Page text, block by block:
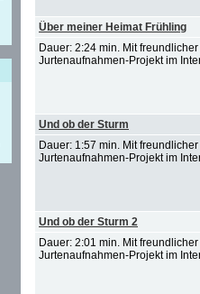
Über meiner Heimat Frühling
Dauer: 2:24 min. Mit
Jurtenaufnahmen-Projekt im
Und ob der Sturm
Dauer: 1:57 min. Mit
Jurtenaufnahmen-Projekt im
Und ob der Sturm 2
Dauer: 2:01 min. Mit
Jurtenaufnahmen-Projekt im